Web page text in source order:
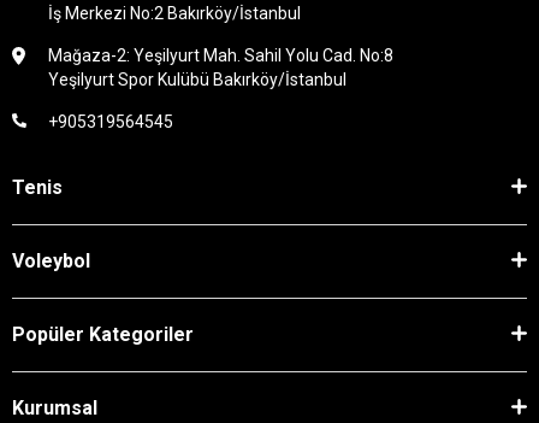
İş Merkezi No:2 Bakırköy/İstanbul
Mağaza-2: Yeşilyurt Mah. Sahil Yolu Cad. No:8
Yeşilyurt Spor Kulübü Bakırköy/İstanbul
+905319564545
Tenis
Voleybol
Popüler Kategoriler
Kurumsal